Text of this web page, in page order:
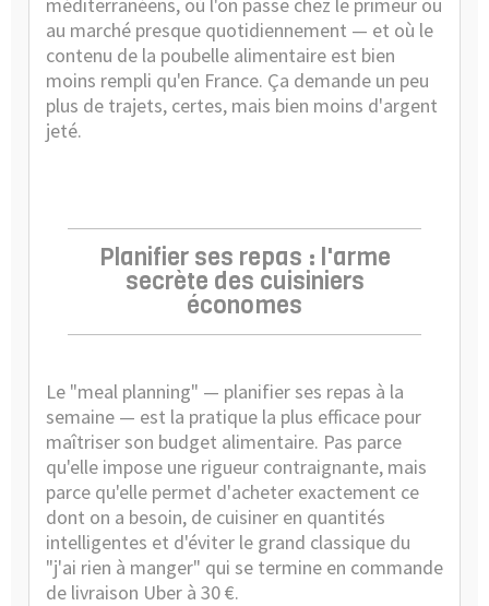
au marché presque quotidiennement — et où le
contenu de la poubelle alimentaire est bien
moins rempli qu'en France. Ça demande un peu
plus de trajets, certes, mais bien moins d'argent
jeté.
Planifier ses repas : l'arme
secrète des cuisiniers
économes
Le "meal planning" — planifier ses repas à la
semaine — est la pratique la plus efficace pour
maîtriser son budget alimentaire. Pas parce
qu'elle impose une rigueur contraignante, mais
parce qu'elle permet d'acheter exactement ce
dont on a besoin, de cuisiner en quantités
intelligentes et d'éviter le grand classique du
"j'ai rien à manger" qui se termine en commande
de livraison Uber à 30 €.